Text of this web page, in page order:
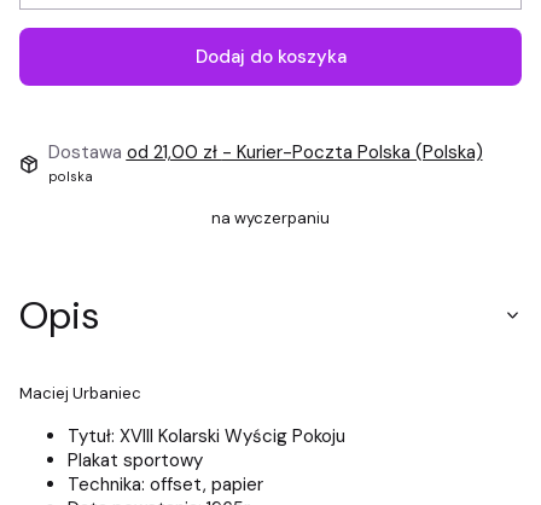
Dodaj do koszyka
Dostawa od 21,00 zł - Kurier-Poczta Polska (Polska)
polska
na wyczerpaniu
Opis
Maciej Urbaniec
Tytuł: XVIII Kolarski Wyścig Pokoju
Plakat sportowy
Technika: offset, papier